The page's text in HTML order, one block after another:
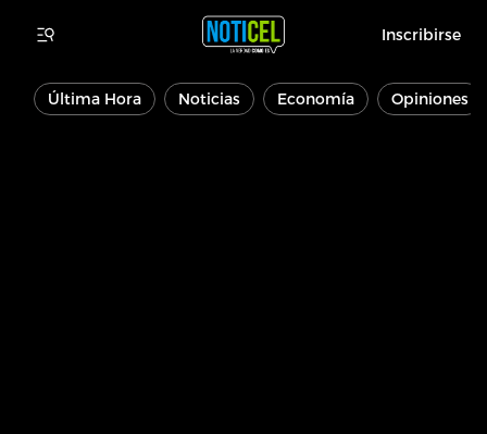
Inscribirse
Última Hora Noticias Economía Opiniones